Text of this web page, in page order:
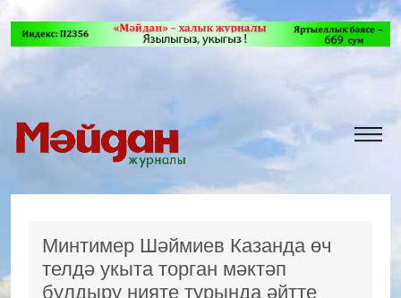
Минтимер Шәймиев Казанда өч
телдә укыта торган мәктәп
булдыру нияте турында әйтте